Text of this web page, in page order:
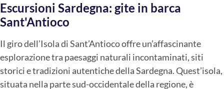
Escursioni Sardegna: gite in barca
Sant'Antioco
Il giro dell’Isola di Sant’Antioco offre un’affascinante
esplorazione tra paesaggi naturali incontaminati, siti
storici e tradizioni autentiche della Sardegna. Quest’isola,
situata nella parte sud-occidentale della regione, è